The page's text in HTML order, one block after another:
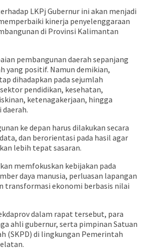
LKPj Gubernur ini akan menjadi
kinerja penyelenggaraan
di Provinsi Kalimantan
pembangunan daerah sepanjang
yang positif. Namun demikian,
dihadapkan pada sejumlah
pendidikan, kesehatan,
ketenagakerjaan, hingga
ke depan harus dilakukan secara
dan berorientasi pada hasil agar
lebih tepat sasaran.
memfokuskan kebijakan pada
daya manusia, perluasan lapangan
transformasi ekonomi berbasis nilai
dalam rapat tersebut, para
ahli gubernur, serta pimpinan Satuan
(SKPD) di lingkungan Pemerintah